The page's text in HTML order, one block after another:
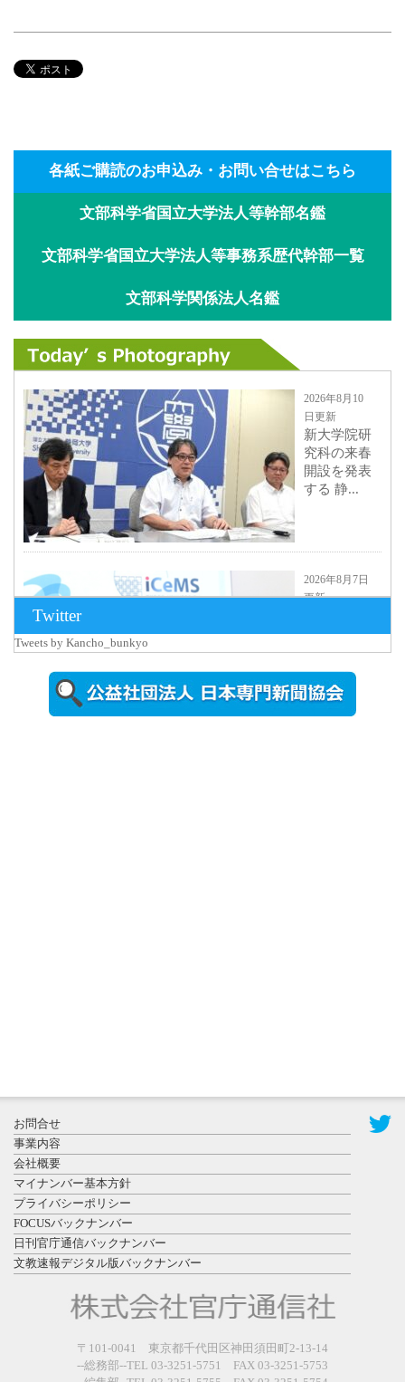
各紙ご購読のお申込み・お問い合せはこちら
文部科学省国立大学法人等幹部名鑑
文部科学省国立大学法人等事務系歴代幹部一覧
文部科学関係法人名鑑
2026年8月10
日更新
新大学院研
究科の来春
開設を発表
する 静...
2026年8月7日
更新
iCeMS等を
視察した松
本文部科学
大...
秋田大に設
置されたフ
ォトスポッ
2026年7月31
日更新
た東北大植
Twitter
Tweets by Kancho_bunkyo
お問合せ
事業内容
会社概要
マイナンバー基本方針
プライバシーポリシー
FOCUSバックナンバー
日刊官庁通信バックナンバー
文教速報デジタル版バックナンバー
〒101-0041 東京都千代田区神田須田町2-13-14
--総務部--TEL 03-3251-5751 FAX 03-3251-5753